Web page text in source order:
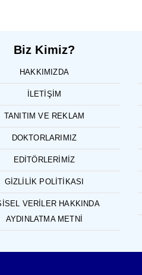
Biz Kimiz?
HAKKIMIZDA
İLETIŞIM
TANITIM VE REKLAM
DOKTORLARIMIZ
EDITÖRLERIMIZ
GIZLILIK POLITIKASI
VERILER HAKKINDA
AYDINLATMA METNI